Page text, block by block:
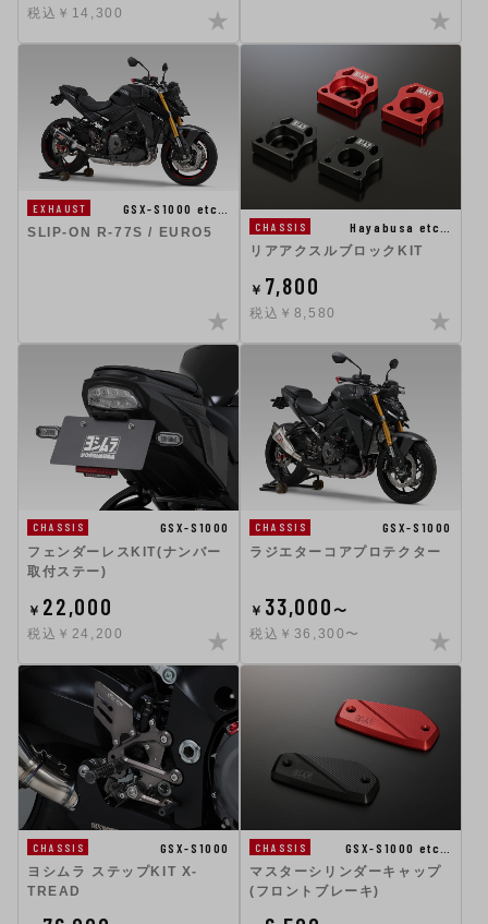
税込￥14,300
EXHAUST
GSX-S1000 etc…
SLIP-ON R-77S / EURO5
CHASSIS
Hayabusa etc…
リアアクスルブロックKIT
￥ 7,800
税込￥8,580
CHASSIS
GSX-S1000
フェンダーレスKIT(ナンバー
取付ステー)
￥ 22,000
税込￥24,200
CHASSIS
GSX-S1000
ラジエターコアプロテクター
￥ 33,000〜
税込￥36,300〜
CHASSIS
GSX-S1000
ヨシムラ ステップKIT X-
TREAD
CHASSIS
GSX-S1000 etc…
マスターシリンダーキャップ
(フロントブレーキ)